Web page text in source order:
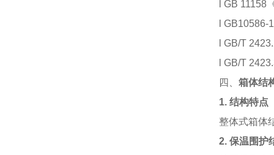
l GB 11158
l
l GB/T
l GB/T
四、 箱体结
1. 结构特点
整体式箱体
2. 保温围护